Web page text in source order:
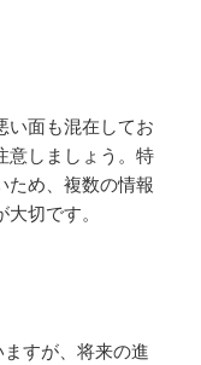
い面も混在してお
意しましょう。特
ため、複数の情報
切です。
すが、将来の進